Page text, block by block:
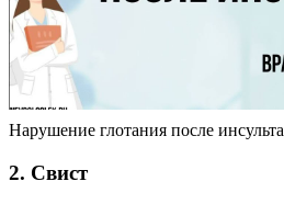
Нарушение глотания после инсульта
2. Свист